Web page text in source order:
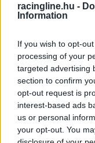
racingline.hu -
Information
If you wish to opt-
processing of your
targeted advertising
section to confirm
opt-out request is
interest-based ads
us or personal
your opt-out. You